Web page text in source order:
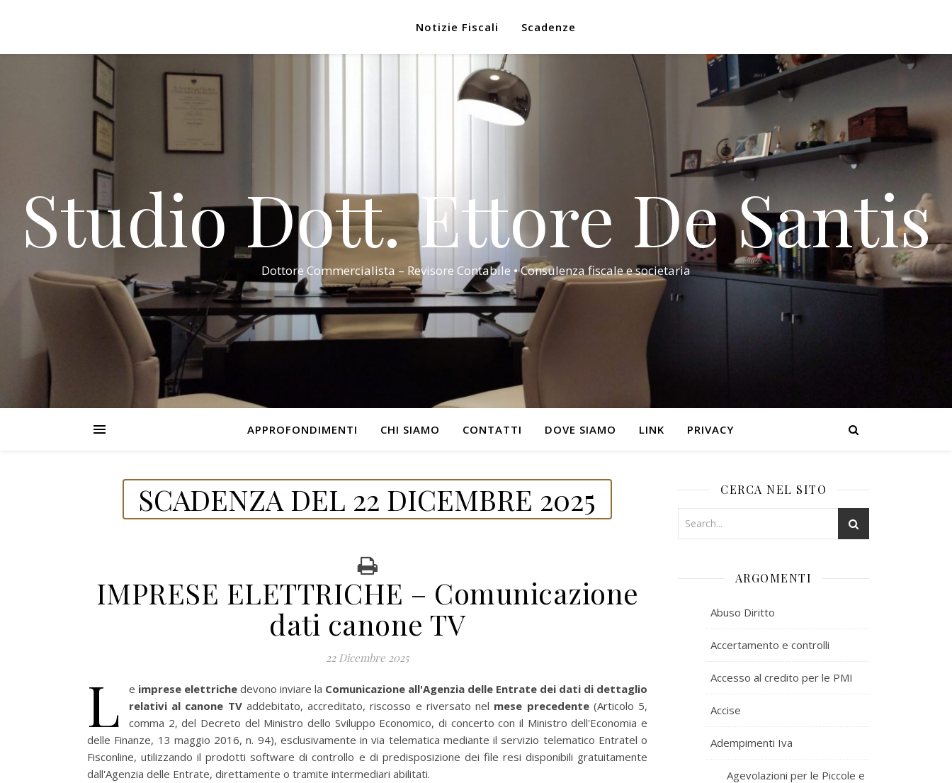
Notizie Fiscali Scadenze
Studio Dott. Ettore De Santis
Dottore Commercialista – Revisore Contabile • Consulenza fiscale e societaria
APPROFONDIMENTI CHI SIAMO CONTATTI DOVE SIAMO LINK PRIVACY
SCADENZA DEL 22 DICEMBRE 2025
IMPRESE ELETTRICHE – Comunicazione
dati canone TV
22 Dicembre 2025
L e imprese elettriche devono inviare la Comunicazione all'Agenzia delle Entrate dei dati di dettaglio
relativi al canone TVaddebitato, accreditato, riscosso e riversato nel mese precedente(Articolo 5,
comma 2, del Decreto del Ministro dello Sviluppo Economico, di concerto con il Ministro dell'Economia e
delle Finanze, 13 maggio 2016, n. 94), esclusivamente in via telematica mediante il servizio telematico Entratel o
Fisconline, utilizzando il prodotti software di controllo e di predisposizione dei file resi disponibili gratuitamente
dall'Agenzia delle Entrate, direttamente o tramite intermediari abilitati.
CERCA NEL SITO
ARGOMENTI
Abuso Diritto
Accertamento e controlli
Accesso al credito per le PMI
Accise
Adempimenti Iva
Agevolazioni per le Piccole e